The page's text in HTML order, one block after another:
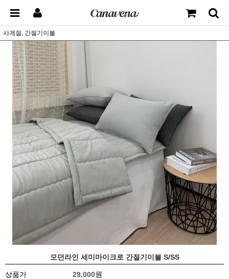
사계절, 간절기이불
모던라인 세미마이크로 간절기이불 S/SS
상품가 29,000원